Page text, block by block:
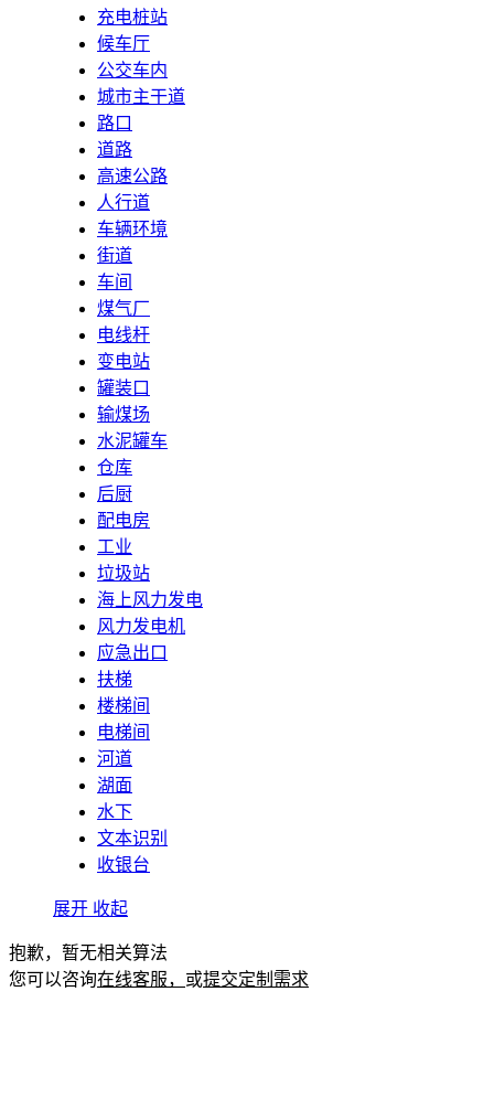
充电桩站
候车厅
公交车内
城市主干道
路口
道路
高速公路
人行道
车辆环境
街道
车间
煤气厂
电线杆
变电站
罐装口
输煤场
水泥罐车
仓库
后厨
配电房
工业
垃圾站
海上风力发电
风力发电机
应急出口
扶梯
楼梯间
电梯间
河道
湖面
水下
文本识别
收银台
展开 收起
抱歉，暂无相关算法
您可以咨询在线客服， 或提交定制需求